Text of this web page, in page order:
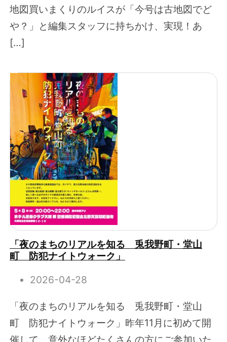
地図買いまくりのルイスが「今号は古地図でど
や？」と編集スタッフに持ちかけ、実現！あ
[…]
「夜のまちのリアルを知る 兎我野町・堂山
町 防犯ナイトウォーク」
2026-04-28
「夜のまちのリアルを知る 兎我野町・堂山
町 防犯ナイトウォーク」昨年11月に初めて開
催して、意外なほどたくさんの方にご参加いた